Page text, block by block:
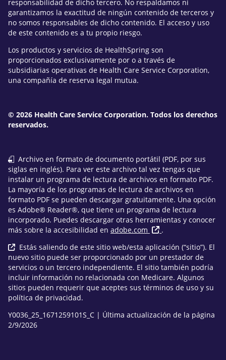
responsabilidad de dicho tercero. No respaldamos ni
garantizamos la exactitud de ningún contenido de terceros y
no somos responsables de dicho contenido. El acceso y uso
de este contenido es a tu propio riesgo.
Los productos y servicios de HealthSpring son
proporcionados exclusivamente por o a través de
subsidiarias operativas de Health Care Service Corporation,
una compañía de reserva legal mutua.
© 2026 Health Care Service Corporation. Todos los derechos
reservados.
Archivo en formato de documento portátil (PDF, por sus
siglas en inglés). Para ver este archivo tal vez tengas que
instalar un programa de lectura de archivos en formato PDF.
La mayoría de los programas de lectura de archivos en
formato PDF se pueden descargar gratuitamente. Una opción
es Adobe® Reader®, que tiene un programa de lectura
incorporado. Puedes descargar otras herramientas y conocer
más sobre la accesibilidad en adobe.com
.
Estás saliendo de este sitio web/esta aplicación (“sitio”). El
nuevo sitio puede ser proporcionado por un prestador de
servicios o un tercero independiente. El sitio también podría
incluir información no relacionada con Medicare. Algunos
sitios pueden requerir que aceptes sus términos de uso y su
política de privacidad.
Y0036_25_1671259101S_C | Última actualización de la página
2/9/2026